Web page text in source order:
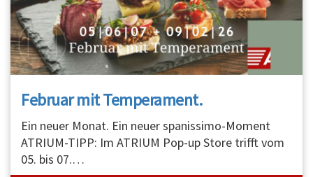
Februar mit Temperament.
Ein neuer Monat. Ein neuer spanissimo-Moment
ATRIUM-TIPP: Im ATRIUM Pop-up Store trifft vom
05. bis 07.…